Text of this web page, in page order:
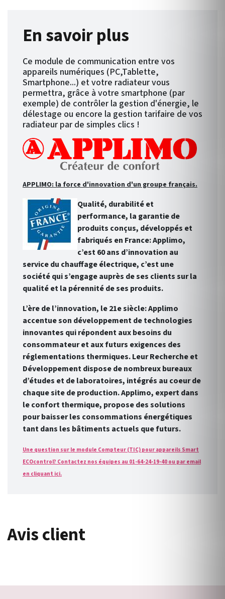
En savoir plus
Ce module de communication entre vos
appareils numériques (PC,Tablette,
Smartphone...) et votre radiateur vous
permettra, grâce à votre smartphone (par
exemple) de contrôler la gestion d'énergie, le
délestage ou encore la gestion tarifaire de vos
radiateur par de simples clics !
APPLIMO: la force d'innovation d'un groupe français.
Qualité, durabilité et
performance, la garantie de
produits conçus, développés et
fabriqués en France: Applimo,
c’est 60 ans d’innovation au
service du chauffage électrique, c’est une
société qui s’engage auprès de ses clients sur la
qualité et la pérennité de ses produits.
L’ère de l’innovation, le 21e siècle: Applimo
accentue son développement de technologies
innovantes qui répondent aux besoins du
consommateur et aux futurs exigences des
réglementations thermiques. Leur Recherche et
Développement dispose de nombreux bureaux
d’études et de laboratoires, intégrés au coeur de
chaque site de production. Applimo, expert dans
le confort thermique, propose des solutions
pour baisser les consommations énergétiques
tant dans les bâtiments actuels que futurs.
Une question sur le module Compteur (TIC) pour appareils Smart
ECOcontrol? Contactez nos équipes au 01-64-24-19-40 ou par email
en cliquant ici.
Avis client